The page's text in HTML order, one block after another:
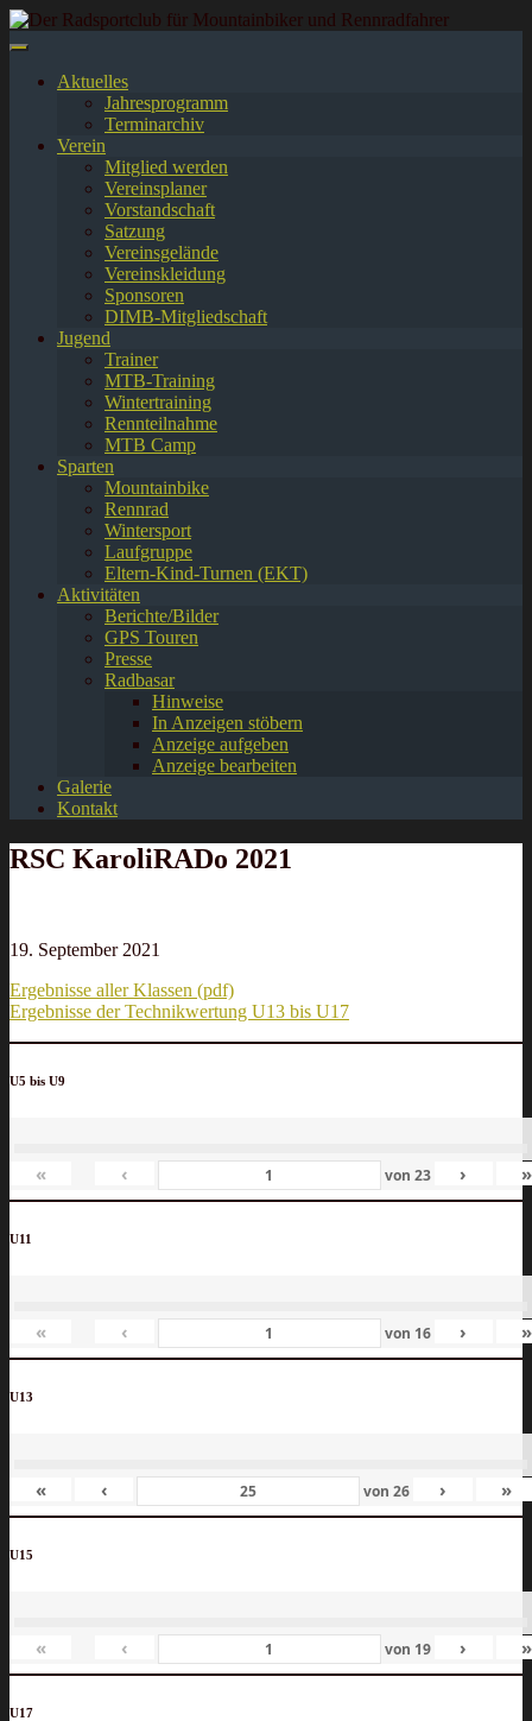
Springe
zum
Aktuelles
Jahresprogramm
Terminarchiv
Verein
Mitglied werden
Vereinsplaner
Vorstandschaft
Satzung
Vereinsgelände
Vereinskleidung
Sponsoren
DIMB-Mitgliedschaft
Jugend
Trainer
MTB-Training
Wintertraining
Rennteilnahme
MTB Camp
Sparten
Mountainbike
Rennrad
Wintersport
Laufgruppe
Eltern-Kind-Turnen (EKT)
Aktivitäten
Berichte/Bilder
GPS Touren
Presse
Radbasar
Hinweise
In Anzeigen stöbern
Anzeige aufgeben
Anzeige bearbeiten
Galerie
Kontakt
RSC KaroliRADo 2021
19. September 2021
Ergebnisse aller Klassen (pdf)
Ergebnisse der Technikwertung U13 bis U17
U5 bis U9
« ‹ von 23 › »
U11
« ‹ von 16 › »
U13
« ‹ von26 › »
U15
« ‹ von 19 › »
U17